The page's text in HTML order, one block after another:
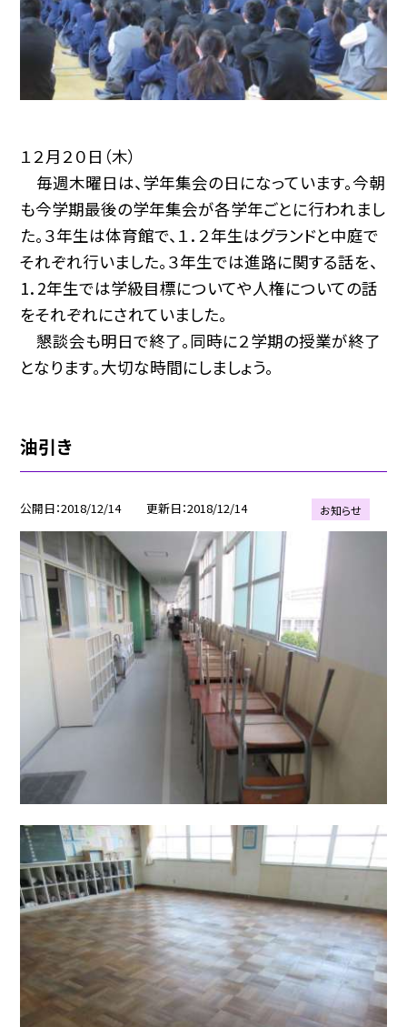
１２月２０日（木）
毎週木曜日は、学年集会の日になっています。今朝
も今学期最後の学年集会が各学年ごとに行われまし
た。３年生は体育館で、１．２年生はグランドと中庭で
それぞれ行いました。３年生では進路に関する話を、
1．2年生では学級目標についてや人権についての話
をそれぞれにされていました。
懇談会も明日で終了。同時に２学期の授業が終了
となります。大切な時間にしましょう。
油引き
公開日 2018/12/14 更新日 2018/12/14 お知らせ